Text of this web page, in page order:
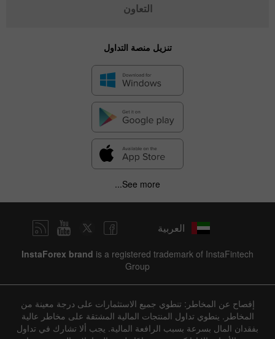
التعاون
تنزيل منصة التداول
See more...
العربية
InstaForex brand is a registered trademark of InstaFintech
Group
إفصاح عن المخاطر: تنطوي جميع الاستثمارات على درجة معينة من
المخاطر. ينطوي تداول المنتجات المالية المشتقة على مخاطر عالية
بفقدان المال بسرعة بسبب الرافعة المالية. يجب ألا تشارك في تداول